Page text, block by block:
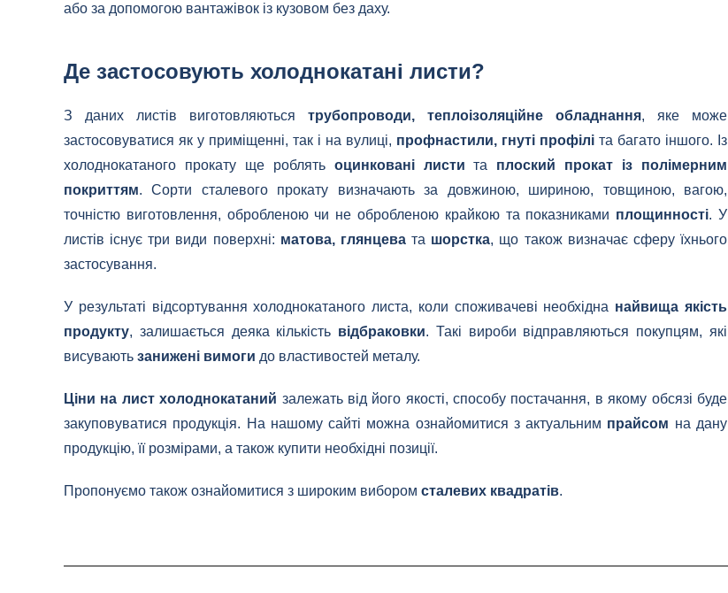
або за допомогою вантажівок із кузовом без даху.
Де застосовують холоднокатані листи?
З даних листів виготовляються трубопроводи, теплоізоляційне обладнання, яке може
застосовуватися як у приміщенні, так і на вулиці, профнастили, гнуті профілі та багато іншого. Із
холоднокатаного прокату ще роблять оцинковані листи та плоский прокат із полімерним
покриттям. Сорти сталевого прокату визначають за довжиною, шириною, товщиною, вагою,
точністю виготовлення, обробленою чи не обробленою крайкою та показниками площинності. У
листів існує три види поверхні: матова, глянцевата шорстка, що також визначає сферу їхнього
застосування.
У результаті відсортування холоднокатаного листа, коли споживачеві необхідна найвища якість
продукту, залишається деяка кількість відбраковки. Такі вироби відправляються покупцям, які
висувають занижені вимоги до властивостей металу.
Ціни на лист холоднокатаний залежать від його якості, способу постачання, в якому обсязі буде
закуповуватися продукція. На нашому сайті можна ознайомитися з актуальним прайсом на дану
продукцію, її розмірами, а також купити необхідні позиції.
Пропонуємо також ознайомитися з широким вибором сталевих квадратів.